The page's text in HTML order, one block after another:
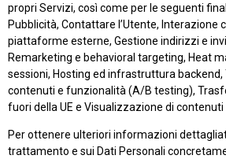
propri Servizi, così come per le seguenti
Pubblicità, Contattare l’Utente, Interazione
piattaforme esterne, Gestione indirizzi e
Remarketing e behavioral targeting, Heat
sessioni, Hosting ed infrastruttura
contenuti e funzionalità (A/B testing),
fuori della UE e Visualizzazione di
Per ottenere ulteriori informazioni
trattamento e sui Dati Personali